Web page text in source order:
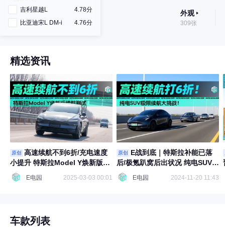
吉利星越L
4.78分
比亚迪宋L DM-i
4.76分
外观
309张
精选资讯
原创
高速续航不到6折/充电速度
小提升 特斯拉Model Y焕新版续
航测试
E电园 2025-03-03 00:01
原创
E战到底｜特斯拉补能已落
后/极氪趴窝后出状况 纯电SUV极
限续航挑战
E电园 2024-11-20 11:43
车款列表